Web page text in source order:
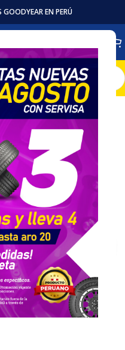
GOODYEAR EN PERÚ
de Rueda